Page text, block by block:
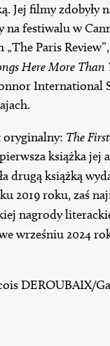
Jej filmy zdobyły
festiwalu w
„The Paris
Here More Than
International
oryginalny: The
książka jej
drugą książką
2019 roku, zaś
nagrody
we wrześniu 2024
DEROUBAIX/